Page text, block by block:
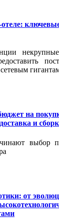
на
и
выбор
от